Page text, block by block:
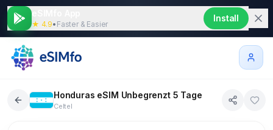
★ 4.9• Faster & Easier
Install
Honduras eSIM Unbegrenzt 5 Tage
Celtel